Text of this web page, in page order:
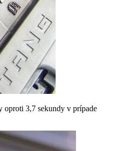
oproti 3,7 sekundy v prípade